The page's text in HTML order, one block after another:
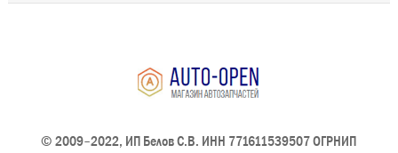
© 2009–2022, ИП Белов С.В. ИНН 771611539507 ОГРНИП